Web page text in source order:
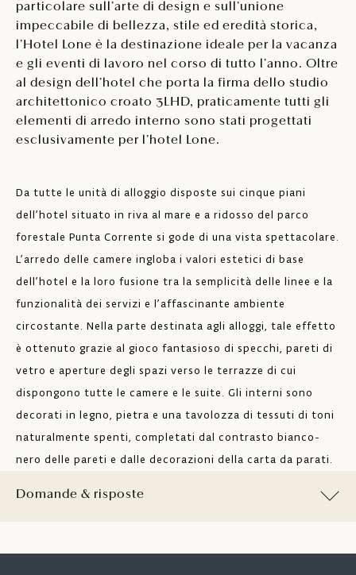
particolare sull’arte di design e sull’unione
impeccabile di bellezza, stile ed eredità storica,
l’Hotel Lone è la destinazione ideale per la vacanza
e gli eventi di lavoro nel corso di tutto l’anno. Oltre
al design dell’hotel che porta la firma dello studio
architettonico croato 3LHD, praticamente tutti gli
elementi di arredo interno sono stati progettati
esclusivamente per l’hotel Lone.
Da tutte le unità di alloggio disposte sui cinque piani
dell’hotel situato in riva al mare e a ridosso del parco
forestale Punta Corrente si gode di una vista spettacolare.
L’arredo delle camere ingloba i valori estetici di base
dell’hotel e la loro fusione tra la semplicità delle linee e la
funzionalità dei servizi e l’affascinante ambiente
circostante. Nella parte destinata agli alloggi, tale effetto
è ottenuto grazie al gioco fantasioso di specchi, pareti di
vetro e aperture degli spazi verso le terrazze di cui
dispongono tutte le camere e le suite. Gli interni sono
decorati in legno, pietra e una tavolozza di tessuti di toni
naturalmente spenti, completati dal contrasto bianco-
nero delle pareti e dalle decorazioni della carta da parati.
Domande & risposte